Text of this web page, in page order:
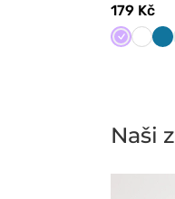
179 Kč
Bílá
Naši